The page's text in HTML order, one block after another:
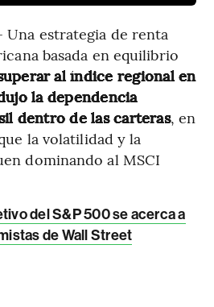
estrategia de renta
basada en equilibrio
al índice regional en
la dependencia
dentro de las carteras, en
la volatilidad y la
dominando al MSCI
del S&P 500 se acerca a
de Wall Street